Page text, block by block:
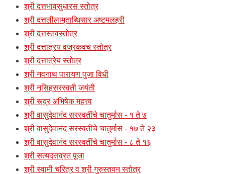
श्री दत्तभावसुधारस स्तोत्र
श्री दत्तलीलामृताब्धिसार अष्टमलहरी
श्री दत्तस्तवस्तोत्र
श्री दत्तात्रय वज्रकवच स्तोत्र
श्री दत्तात्रेय स्तोत्र
श्री नवनाथ पारायण पुजा विधी
श्री नृसिहसरस्वती जयंती
श्री रूद्र अभिषेक महत्त्व
श्री वासुदेवानंद सरस्वतींचे चातुर्मास - १ ते ७
श्री वासुदेवानंद सरस्वतींचे चातुर्मास - १७ ते २३
श्री वासुदेवानंद सरस्वतींचे चातुर्मास - ८ ते १६
श्री सत्यदत्तव्रत पूजा
श्री स्वामी चरित्र व श्री गुरुस्तवन स्तोत्र